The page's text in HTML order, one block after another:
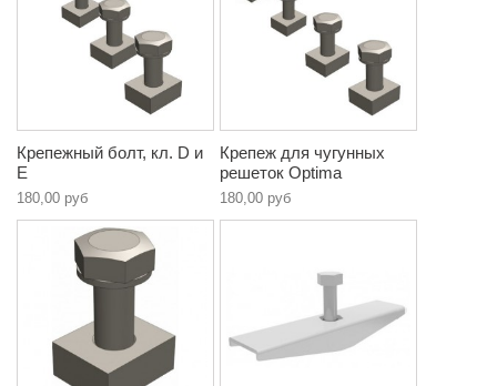
Крепежный болт, кл. D и
E
180,00 руб
Крепеж для чугунных
решеток Optima
180,00 руб